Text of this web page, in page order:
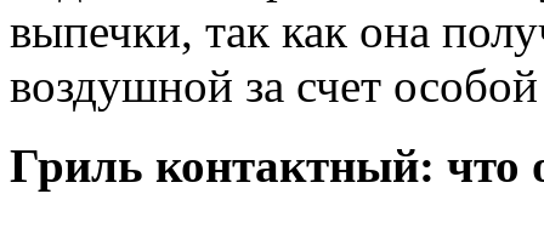
выпечки, так как она
воздушной за счет
Гриль контактный: что